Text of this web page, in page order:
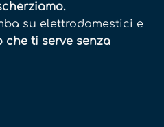
su elettrodomestici e
che ti serve senza